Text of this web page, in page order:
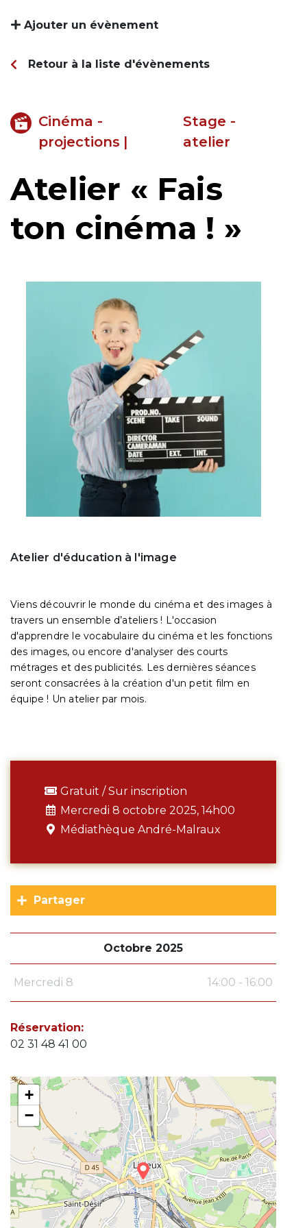
Ajouter un évènement
Retour à la liste d'évènements
Partager
Octobre 2025
Mercredi 8 14:00 - 16:00
Réservation:
02 31 48 41 00
+
−
Cinéma -
projections |
Stage -
atelier
Atelier « Fais
ton cinéma ! »
Atelier d'éducation à l'image
Viens découvrir le monde du cinéma et des images à
travers un ensemble d’ateliers ! L'occasion
d'apprendre le vocabulaire du cinéma et les fonctions
des images, ou encore d'analyser des courts
métrages et des publicités. Les dernières séances
seront consacrées à la création d'un petit film en
équipe ! Un atelier par mois.
Gratuit / Sur inscription
Mercredi 8 octobre 2025, 14h00
Médiathèque André-Malraux